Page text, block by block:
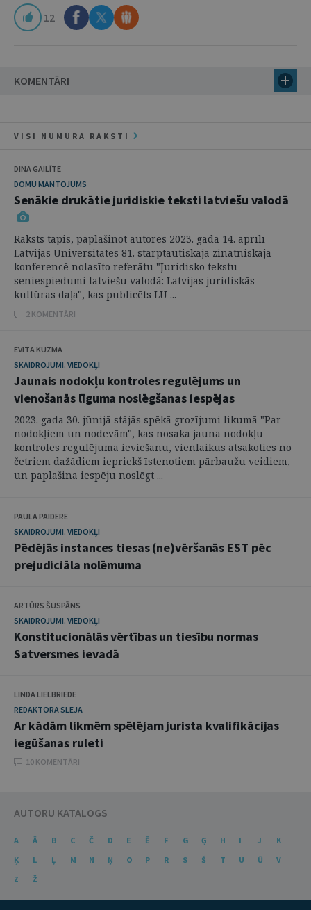
12
KOMENTĀRI
VISI NUMURA RAKSTI
DINA GAILĪTE
DOMU MANTOJUMS
Senākie drukātie juridiskie teksti latviešu valodā
Raksts tapis, paplašinot autores 2023. gada 14. aprīlī
Latvijas Universitātes 81. starptautiskajā zinātniskajā
konferencē nolasīto referātu "Juridisko tekstu
seniespiedumi latviešu valodā: Latvijas juridiskās
kultūras daļa", kas publicēts LU ...
2 KOMENTĀRI
EVITA KUZMA
SKAIDROJUMI. VIEDOKĻI
Jaunais nodokļu kontroles regulējums un
vienošanās līguma noslēgšanas iespējas
2023. gada 30. jūnijā stājās spēkā grozījumi likumā "Par
nodokļiem un nodevām", kas nosaka jauna nodokļu
kontroles regulējuma ieviešanu, vienlaikus atsakoties no
četriem dažādiem iepriekš īstenotiem pārbaužu veidiem,
un paplašina iespēju noslēgt ...
PAULA PAIDERE
SKAIDROJUMI. VIEDOKĻI
Pēdējās instances tiesas (ne)vēršanās EST pēc
prejudiciāla nolēmuma
ARTŪRS ŠUSPĀNS
SKAIDROJUMI. VIEDOKĻI
Konstitucionālās vērtības un tiesību normas
Satversmes ievadā
LINDA LIELBRIEDE
REDAKTORA SLEJA
Ar kādām likmēm spēlējam jurista kvalifikācijas
iegūšanas ruleti
10 KOMENTĀRI
AUTORU KATALOGS
A Ā B C Č D E Ē F G Ģ H I J
K
Ķ
L Ļ M N Ņ O P R S Š T U Ū
V
Z
Ž